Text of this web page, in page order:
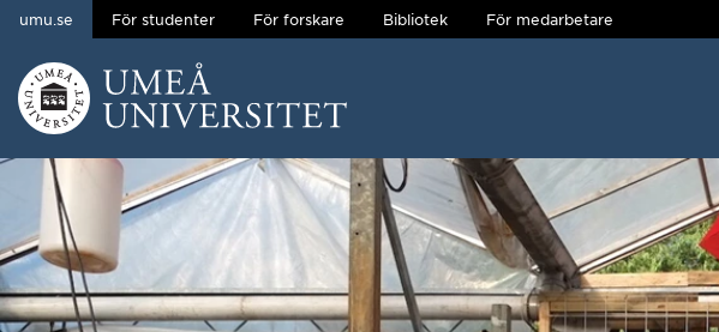
Hoppa direkt till innehållet
umu.se För studenter För forskare Bibliotek För medarbetare
Huvudmenyn dold.